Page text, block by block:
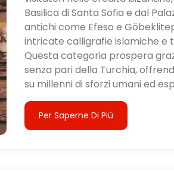
Basilica di Santa Sofia e dal
antichi come Efeso e
intricate calligrafie islamiche e
Questa categoria prospera
senza pari della Turchia,
su millenni di sforzi umani ed
Per Saperne Di Più